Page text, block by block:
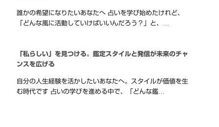
誰かの希望になりたいあなたへ 占いを学び始めたけれど、
「どんな風に活動していけばいいんだろう？」と、…
「私らしい」を見つける。鑑定スタイルと発信が未来のチャ
ンスを広げる
自分の人生経験を活かしたいあなたへ。スタイルが価値を生
む時代です 占いの学びを進める中で、「どんな鑑…